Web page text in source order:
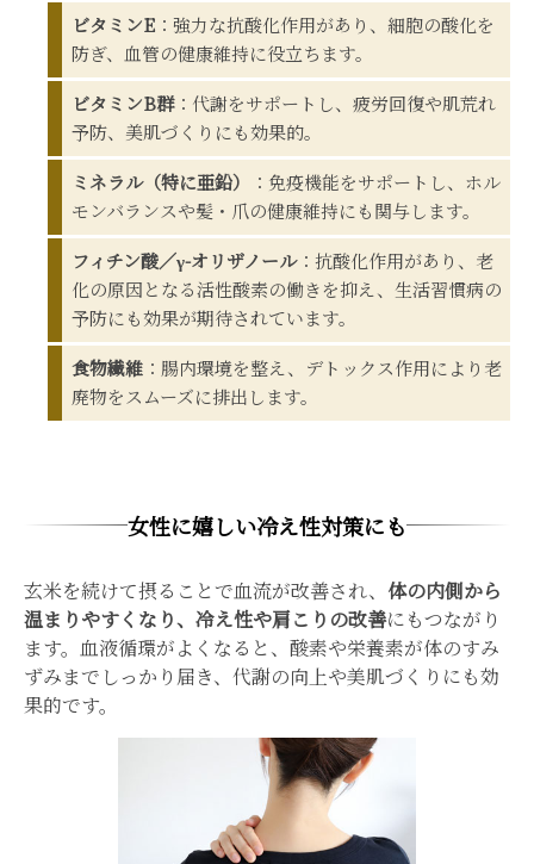
ビタミンE：強力な抗酸化作用があり、細胞の酸化を
防ぎ、血管の健康維持に役立ちます。
ビタミンB群：代謝をサポートし、疲労回復や肌荒れ
予防、美肌づくりにも効果的。
ミネラル（特に亜鉛）
：免疫機能をサポートし、ホル
モンバランスや髪・爪の健康維持にも関与します。
フィチン酸／γ-オリザノール：抗酸化作用があり、老
化の原因となる活性酸素の働きを抑え、生活習慣病の
予防にも効果が期待されています。
食物繊維：腸内環境を整え、デトックス作用により老
廃物をスムーズに排出します。
女性に嬉しい冷え性対策にも
玄米を続けて摂ることで血流が改善され、 体の内側から
温まりやすくなり、冷え性や肩こりの改善にもつながり
ます。血液循環がよくなると、酸素や栄養素が体のすみ
ずみまでしっかり届き、代謝の向上や美肌づくりにも効
果的です。